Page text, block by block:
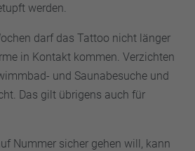
werden.
darf das Tattoo nicht länger
in Kontakt kommen. Verzichten
und Saunabesuche und
Das gilt übrigens auch für
Nummer sicher gehen will, kann